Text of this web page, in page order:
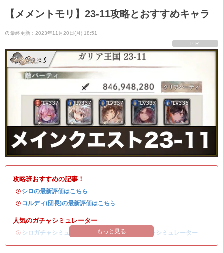
【メメントモリ】23-11攻略とおすすめキャラ
最終更新：2023年11月20日(月) 18:51
PR
攻略班おすすめの記事！
・ シロの最新評価はこちら
・ コルディ(団長)の最新評価はこちら
人気のガチャシミュレーター
・ シロガチャシミュレーター /コルディ(団長)ガチャシミュレーター
もっと見る